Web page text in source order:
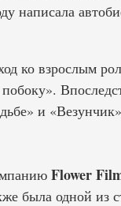
написала
ко взрослым
и
Flower
была одной из